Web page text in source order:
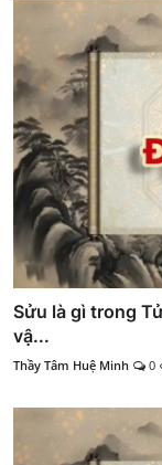
Sửu là gì trong
vậ...
Thầy Tâm Huệ Minh 0